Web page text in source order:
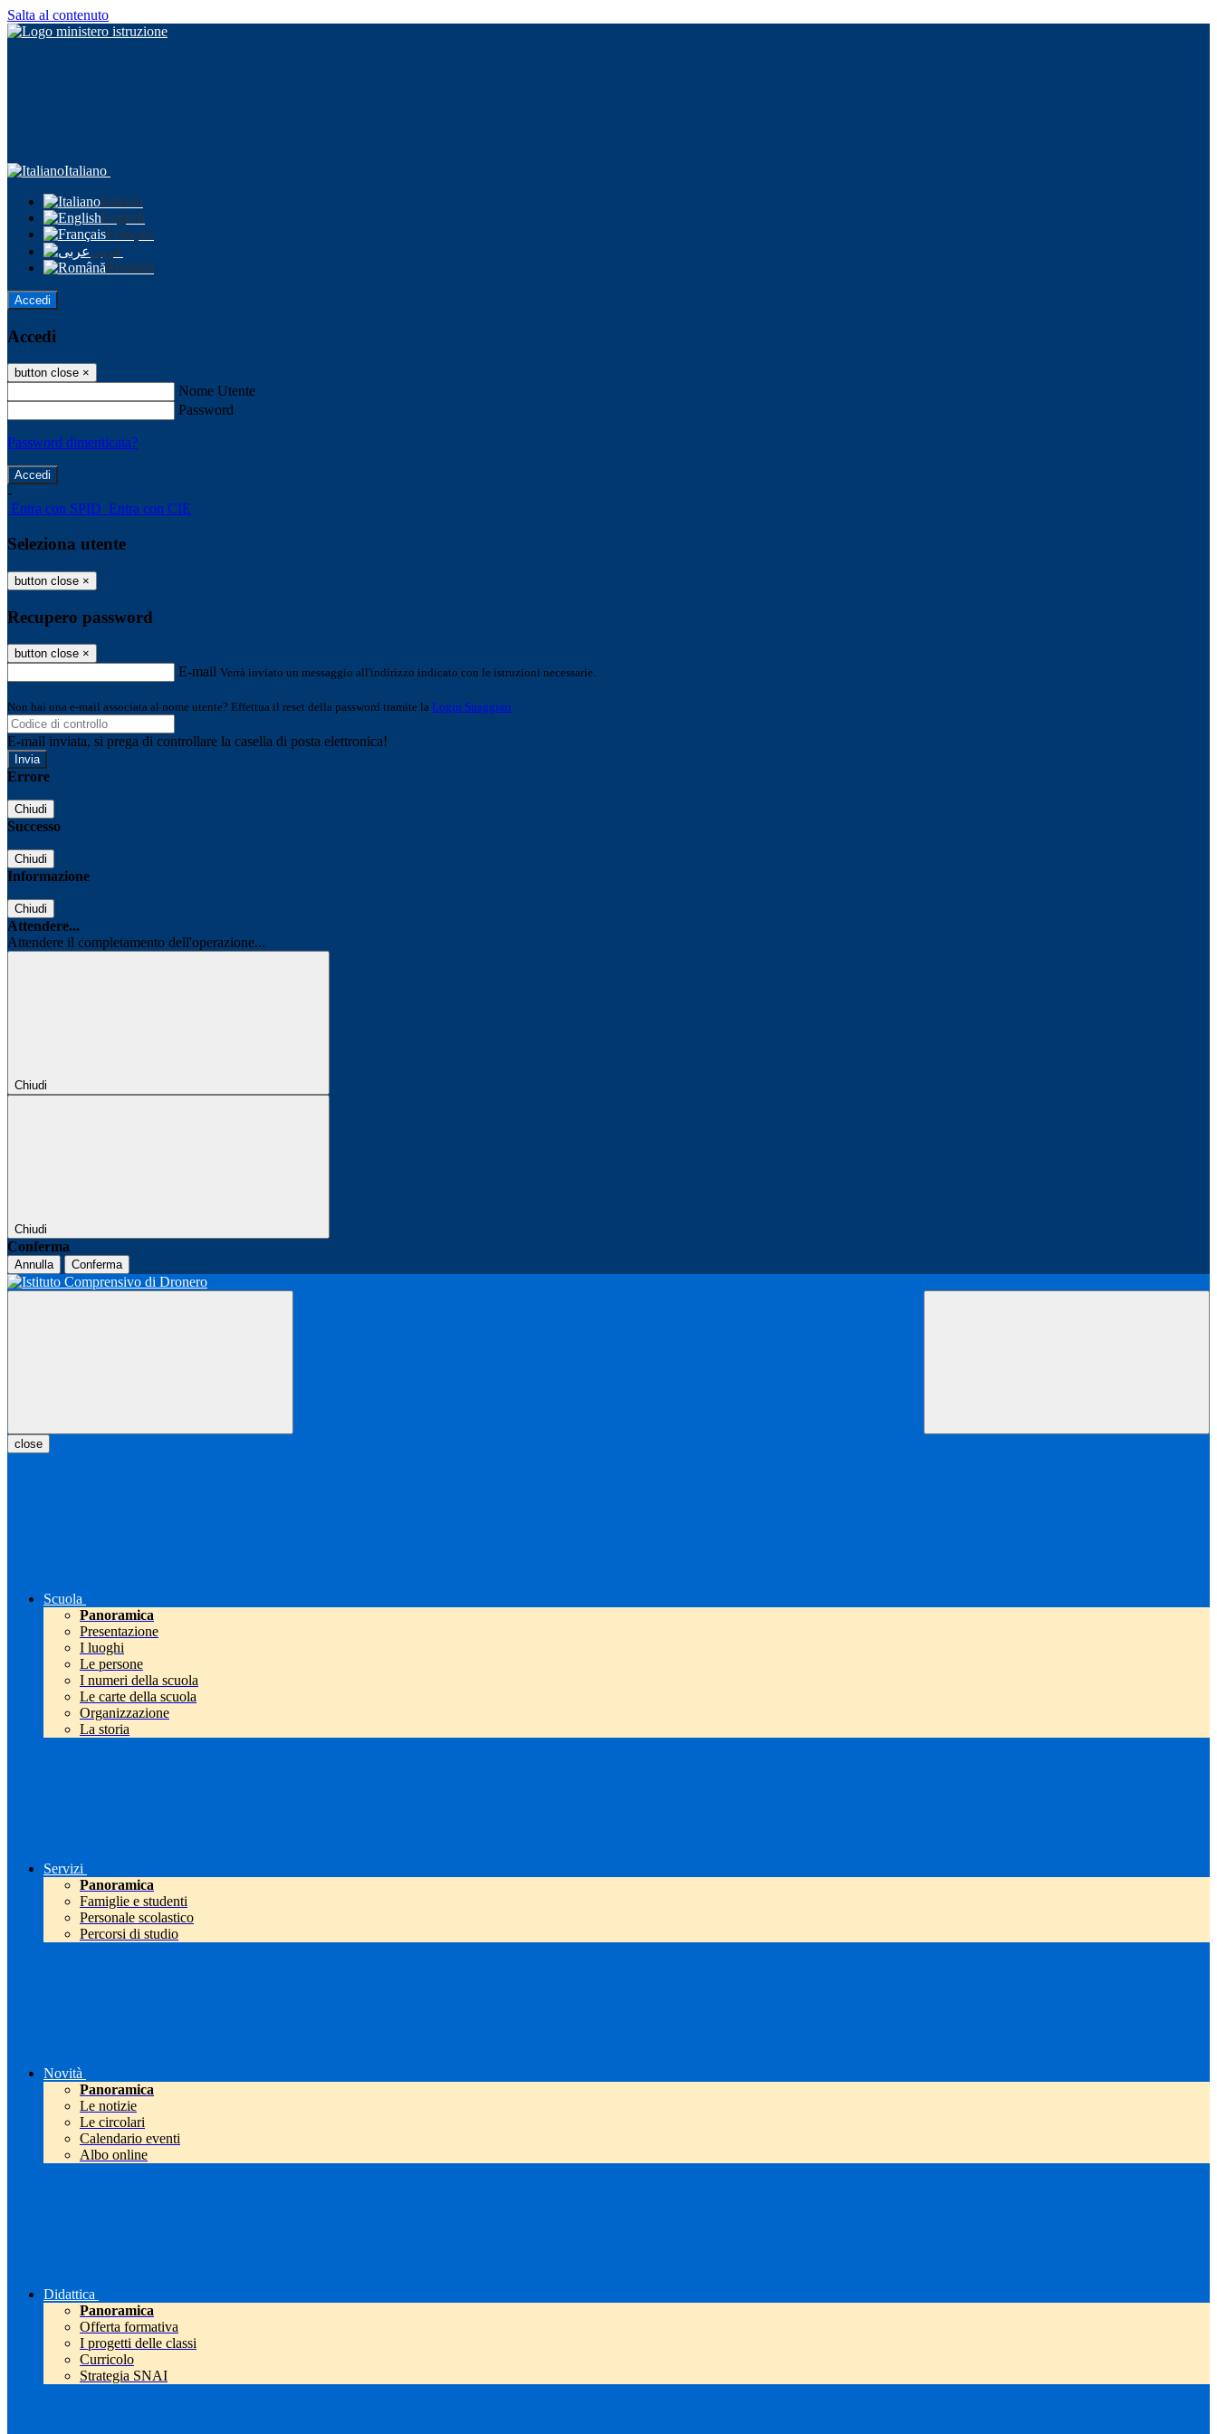
Salta al contenuto
Italiano
Italiano
English
Français
عربى
Română
Accedi
Accedi
button close ×
Nome Utente
Password
Password dimenticata?
-
Entra con SPID Entra con CIE
Seleziona utente
button close ×
Recupero password
button close ×
E-mail Verrà inviato un messaggio all'indirizzo indicato con le istruzioni necessarie.
Non hai una e-mail associata al nome utente? Effettua il reset della password tramite la Login Spaggiari
E-mail inviata, si prega di controllare la casella di posta elettronica!
Errore
Chiudi
Successo
Chiudi
Informazione
Chiudi
Attendere...
Attendere il completamento dell'operazione...
Chiudi
Chiudi
Conferma
Annulla Conferma
close
Scuola
Panoramica
Presentazione
I luoghi
Le persone
I numeri della scuola
Le carte della scuola
Organizzazione
La storia
Servizi
Panoramica
Famiglie e studenti
Personale scolastico
Percorsi di studio
Novità
Panoramica
Le notizie
Le circolari
Calendario eventi
Albo online
Didattica
Panoramica
Offerta formativa
I progetti delle classi
Curricolo
Strategia SNAI